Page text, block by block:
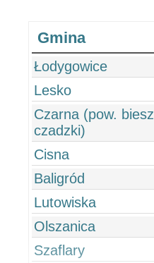
Gmina
Łodygowice
Lesko
Czarna (pow. biesz
czadzki)
Cisna
Baligród
Lutowiska
Olszanica
Szaflary